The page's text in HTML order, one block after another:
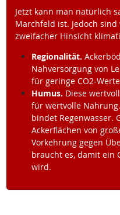
Jetzt kann man natürlich
Marchfeld ist. Jedoch
zweifacher Hinsicht
Regionalität.
Nahversorgung von
für geringe CO2-
Humus. Diese
für wertvolle
bindet Regenwasser.
Ackerflächen von
Vorkehrung gegen
braucht es, damit ein
wird.